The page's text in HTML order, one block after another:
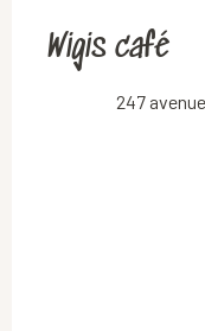
Wigis café
247